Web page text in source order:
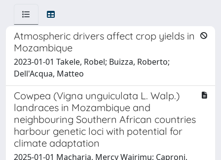
Atmospheric drivers affect crop yields in
Mozambique
2023-01-01 Takele, Robel; Buizza, Roberto;
Dell'Acqua, Matteo
Cowpea (Vigna unguiculata L. Walp.)
landraces in Mozambique and
neighbouring Southern African countries
harbour genetic loci with potential for
climate adaptation
2025-01-01 Macharia, Mercy Wairimu; Caproni,